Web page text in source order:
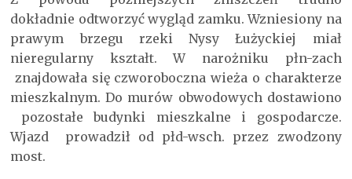
dokładnie odtworzyć wygląd zamku. Wzniesiony na
prawym brzegu rzeki Nysy Łużyckiej miał
nieregularny kształt. W narożniku płn-zach
znajdowała się czworoboczna wieża o charakterze
mieszkalnym. Do murów obwodowych dostawiono
pozostałe budynki mieszkalne i gospodarcze.
Wjazd prowadził od płd-wsch. przez zwodzony
most.